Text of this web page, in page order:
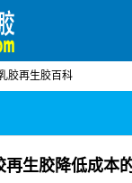
胶再生胶百科
再生胶降低成本